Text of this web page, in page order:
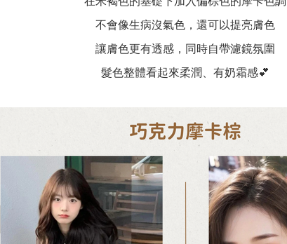
不會像生病沒氣色，還可以提亮膚色
讓膚色更有透感，同時自帶濾鏡氛圍
髮色整體看起來柔潤、有奶霜感💕